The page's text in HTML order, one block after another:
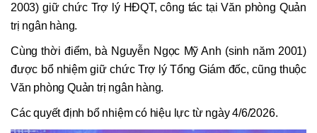
2003) giữ chức Trợ lý HĐQT, công tác tại Văn phòng Quản
trị ngân hàng.
Cùng thời điểm, bà Nguyễn Ngọc Mỹ Anh (sinh năm 2001)
được bổ nhiệm giữ chức Trợ lý Tổng Giám đốc, cũng thuộc
Văn phòng Quản trị ngân hàng.
Các quyết định bổ nhiệm có hiệu lực từ ngày 4/6/2026.